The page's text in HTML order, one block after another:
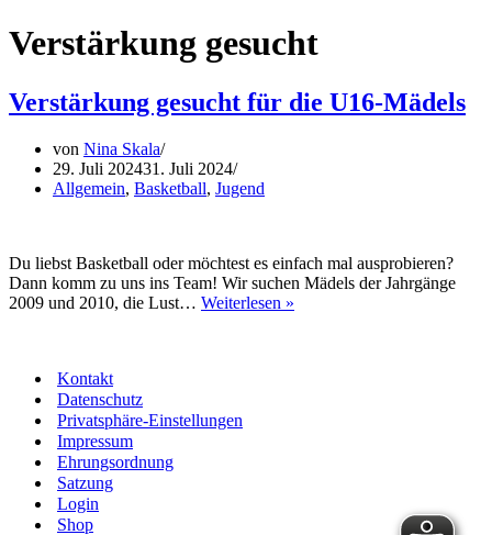
Verstärkung gesucht
Verstärkung gesucht für die U16-Mädels
von Nina Skala
29. Juli 202431. Juli 2024
Allgemein, Basketball, Jugend
Du liebst Basketball oder möchtest es einfach mal ausprobieren?
Dann komm zu uns ins Team! Wir suchen Mädels der Jahrgänge
2009 und 2010, die Lust… Weiterlesen »
Kontakt
Datenschutz
Privatsphäre-Einstellungen
Impressum
Ehrungsordnung
Satzung
Login
Shop